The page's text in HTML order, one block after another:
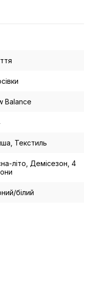
Balance
Текстиль
літо, Демісезон, 4
білий